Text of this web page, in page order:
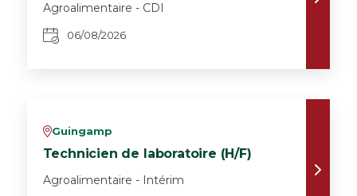
Agroalimentaire - CDI
06/08/2026
vGuingamp
Technicien de laboratoire (H/F)
Agroalimentaire - Intérim